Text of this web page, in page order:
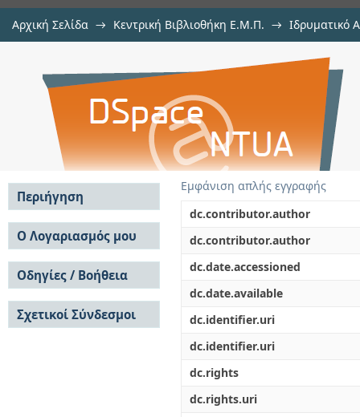
Αρχική Σελίδα → Κεντρική Βιβλιοθήκη Ε.Μ.Π. → Ιδρυματικό
Διαδραστικός
περιπατητήρα κινητικής
Εμφάνιση απλής εγγραφής
dc.contributor.author
dc.contributor.author
dc.date.accessioned
dc.date.available
dc.identifier.uri
dc.identifier.uri
dc.rights
dc.rights.uri
Περιήγηση
Σε όλο το DSpace
Κοινότητες & Συλλογές
Ανά Ημερομηνία
Έκδοσης
Συγγραφείς
Τίτλοι
Θέματα
Ο Λογαριασμός μου
Σύνδεση
Εγγραφή
Οδηγίες / Βοήθεια
Οδηγίες Υποβολής
Οδηγίες Χρήσης ΙΑ
Συχνές Ερωτήσεις
Σχετικοί Σύνδεσμοι